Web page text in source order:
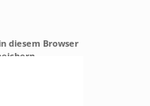
diesem Browser